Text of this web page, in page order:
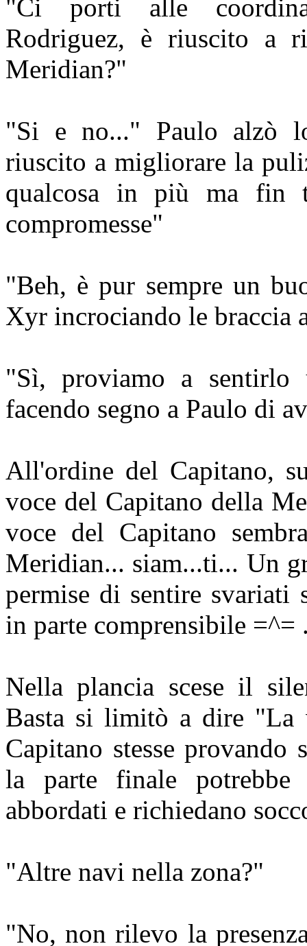
"Ci porti alle
Rodriguez, è riuscito a
Meridian?"
"Si e no..." Paulo alzò
riuscito a migliorare la
qualcosa in più ma fin
compromesse"
"Beh, è pur sempre un
Xyr incrociando le braccia
"Sì, proviamo a sentirlo
facendo segno a Paulo di
All'ordine del Capitano,
voce del Capitano della
voce del Capitano
Meridian... siam...ti... Un
permise di sentire svariati
in parte comprensibile
Nella plancia scese il
Basta si limitò a dire "La
Capitano stesse
la parte finale potrebbe
abbordati e richiedano
"Altre navi nella zona?"
"No, non rilevo la